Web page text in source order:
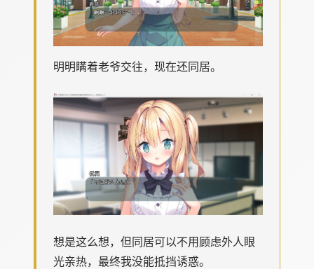
明明瞒着老爷交往，现在还同居。
想是这么想，但同居可以不用顾虑外人眼
光亲热，最终我没能抵挡诱惑。